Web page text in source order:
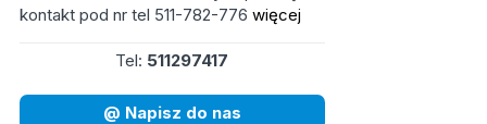
kontakt pod nr tel 511-782-776 więcej
Tel: 511297417
@ Napisz do nas